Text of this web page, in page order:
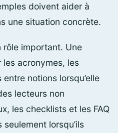
doivent aider à
une situation concrète.
rôle important. Une
acronymes, les
notions lorsqu’elle
lecteurs non
les checklists et les FAQ
lorsqu’ils